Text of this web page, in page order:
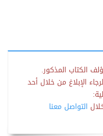
الكتاب المذكور.
الإبلاغ من خلال أحد
التواصل معنا